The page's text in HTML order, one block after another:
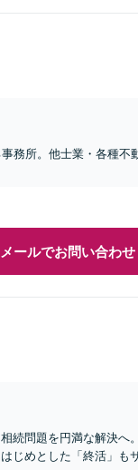
務所。他士業・各種不
メールでお問い合わせ
続問題を円満な解決へ
じめとした「終活」も